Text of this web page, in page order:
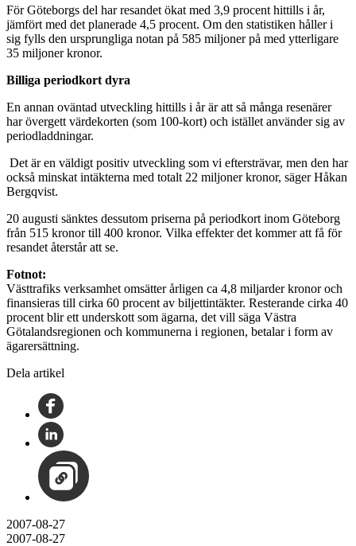
För Göteborgs del har resandet ökat med 3,9 procent hittills i år,
jämfört med det planerade 4,5 procent. Om den statistiken håller i
sig fylls den ursprungliga notan på 585 miljoner på med ytterligare
35 miljoner kronor.
Billiga periodkort dyra
En annan oväntad utveckling hittills i år är att så många resenärer
har övergett värdekorten (som 100-kort) och istället använder sig av
periodladdningar.
­ Det är en väldigt positiv utveckling som vi eftersträvar, men den har
också minskat intäkterna med totalt 22 miljoner kronor, säger Håkan
Bergqvist.
20 augusti sänktes dessutom priserna på periodkort inom Göteborg
från 515 kronor till 400 kronor. Vilka effekter det kommer att få för
resandet återstår att se.
Fotnot:
Västtrafiks verksamhet omsätter årligen ca 4,8 miljarder kronor och
finansieras till cirka 60 procent av biljettintäkter. Resterande cirka 40
procent blir ett underskott som ägarna, det vill säga Västra
Götalandsregionen och kommunerna i regionen, betalar i form av
ägarersättning.
Dela artikel
2007-08-27
2007-08-27